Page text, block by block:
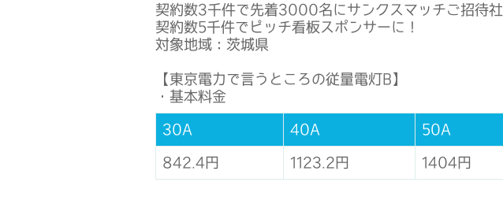
契約数3千件で先着3000名にサンクスマッチご招待社
契約数5千件でピッチ看板スポンサーに！
対象地域：茨城県
【東京電力で言うところの従量電灯B】
・基本料金
30A 40A 50A
842.4円 1123.2円 1404円